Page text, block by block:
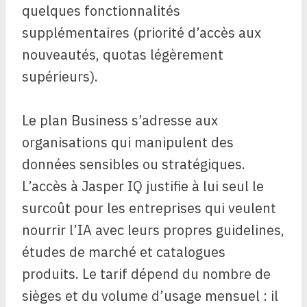
quelques fonctionnalités
supplémentaires (priorité d’accès aux
nouveautés, quotas légèrement
supérieurs).
Le plan Business s’adresse aux
organisations qui manipulent des
données sensibles ou stratégiques.
L’accès à Jasper IQ justifie à lui seul le
surcoût pour les entreprises qui veulent
nourrir l’IA avec leurs propres guidelines,
études de marché et catalogues
produits. Le tarif dépend du nombre de
sièges et du volume d’usage mensuel : il